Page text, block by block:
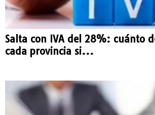
Salta con IVA del 28%: cuánto
cada provincia si...